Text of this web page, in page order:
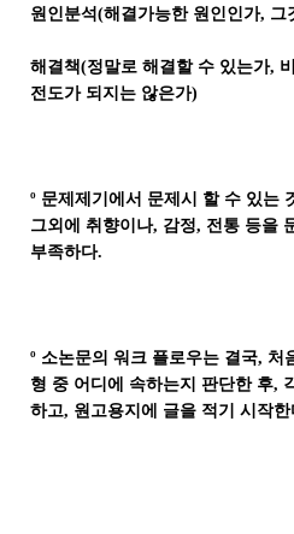
원인분석(해결가능한 원인인가, 그
해결책(정말로 해결할 수 있는가,
전도가 되지는 않은가)
º 문제제기에서 문제시 할 수 있
그외에 취향이나, 감정, 전통 등을
부족하다.
º 소논문의 워크 플로우는 결국, 처
형 중 어디에 속하는지 판단한 후,
하고, 원고용지에 글을 적기 시작한